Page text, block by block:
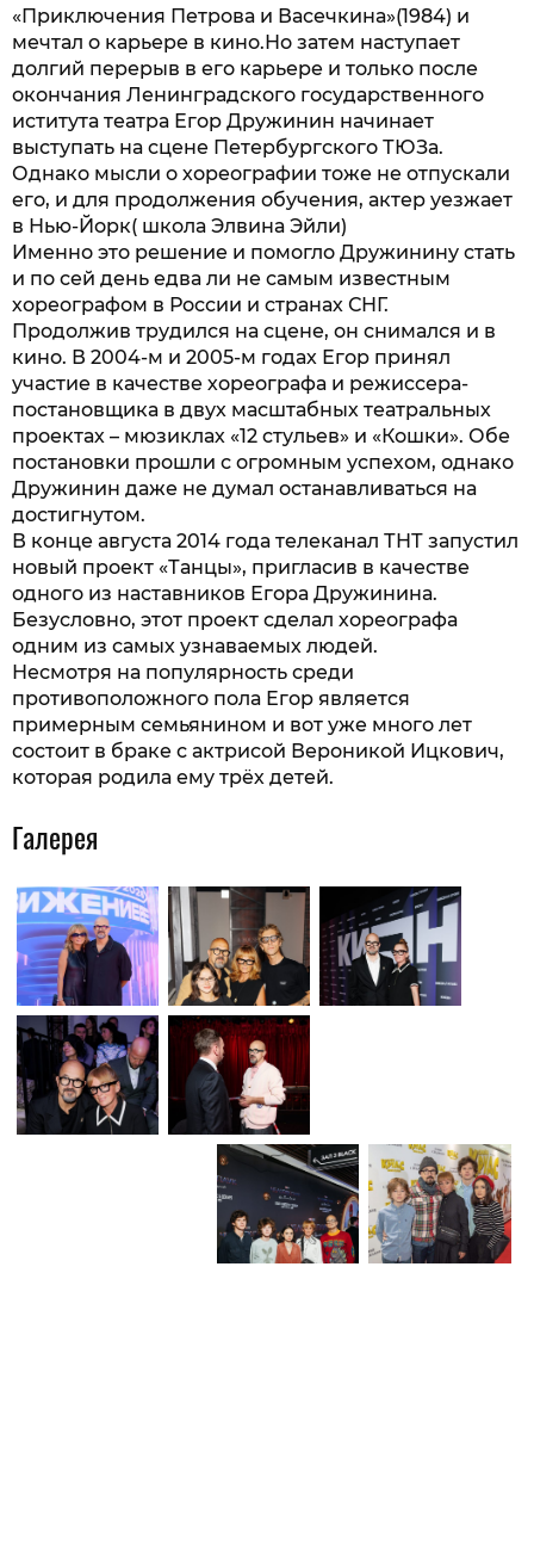
«Приключения Петрова и Васечкина»(1984) и
мечтал о карьере в кино.Но затем наступает
долгий перерыв в его карьере и только после
окончания Ленинградского государственного
иститута театра Егор Дружинин начинает
выступать на сцене Петербургского ТЮЗа.
Однако мысли о хореографии тоже не отпускали
его, и для продолжения обучения, актер уезжает
в Нью-Йорк( школа Элвина Эйли)
Именно это решение и помогло Дружинину стать
и по сей день едва ли не самым известным
хореографом в России и странах СНГ.
Продолжив трудился на сцене, он снимался и в
кино. В 2004-м и 2005-м годах Егор принял
участие в качестве хореографа и режиссера-
постановщика в двух масштабных театральных
проектах – мюзиклах «12 стульев» и «Кошки». Обе
постановки прошли с огромным успехом, однако
Дружинин даже не думал останавливаться на
достигнутом.
В конце августа 2014 года телеканал ТНТ запустил
новый проект «Танцы», пригласив в качестве
одного из наставников Егора Дружинина.
Безусловно, этот проект сделал хореографа
одним из самых узнаваемых людей.
Несмотря на популярность среди
противоположного пола Егор является
примерным семьянином и вот уже много лет
состоит в браке с актрисой Вероникой Ицкович,
которая родила ему трёх детей.
Галерея